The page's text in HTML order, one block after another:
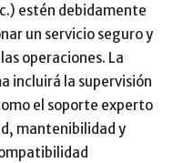
estén debidamente
un servicio seguro y
operaciones. La
incluirá la supervisión
el soporte experto
mantenibilidad y